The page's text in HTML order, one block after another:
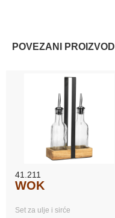
POVEZANI PROIZVODI
41.211
WOK
Set za ulje i sirće